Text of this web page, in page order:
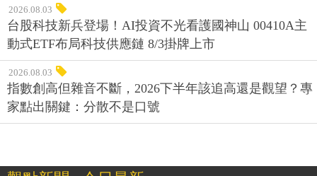
2026.08.03
台股科技新兵登場！AI投資不光看護國神山 00410A主
動式ETF布局科技供應鏈 8/3掛牌上市
2026.08.03
指數創高但雜音不斷，2026下半年該追高還是觀望？專
家點出關鍵：分散不是口號